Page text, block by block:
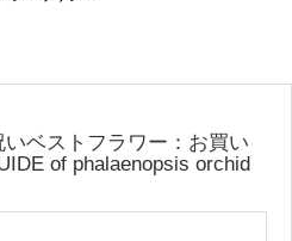
ベストフラワー：お買い
of phalaenopsis orchid